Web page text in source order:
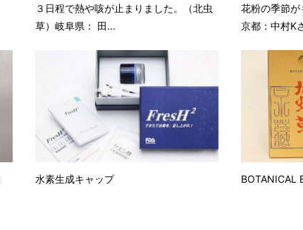
３日程で熱や咳が止まりました。（北虫
草）岐阜県： 田...
花粉の季節
京都：中村K
水素生成キャップ